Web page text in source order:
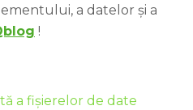
a datelor și a
!
a fișierelor de date